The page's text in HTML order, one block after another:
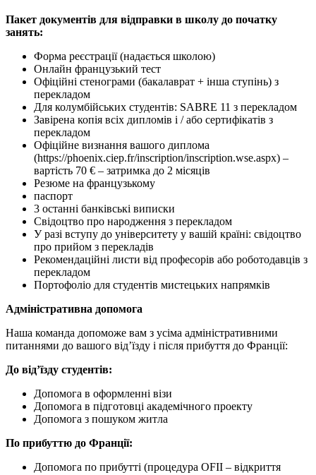
Пакет документів для відправки в школу до початку
занять:
Форма реєстрації (надається школою)
Онлайн французький тест
Офіційні стенограми (бакалаврат + інша ступінь) з
перекладом
Для колумбійських студентів: SABRE 11 з перекладом
Завірена копія всіх дипломів і / або сертифікатів з
перекладом
Офіційне визнання вашого диплома
(https://phoenix.ciep.fr/inscription/inscription.wse.aspx) –
вартість 70 € – затримка до 2 місяців
Резюме на французькому
паспорт
3 останні банківські виписки
Свідоцтво про народження з перекладом
У разі вступу до університету у вашій країні: свідоцтво
про прийом з перекладів
Рекомендаційні листи від професорів або роботодавців з
перекладом
Портофоліо для студентів мистецьких напрямків
Адміністративна допомога
Наша команда допоможе вам з усіма адміністративними
питаннями до вашого від’їзду і після прибуття до Франції:
До від’їзду студентів:
Допомога в оформленні візи
Допомога в підготовці академічного проекту
Допомога з пошуком житла
По прибуттю до Франції:
Допомога по прибутті (процедура OFII – відкриття